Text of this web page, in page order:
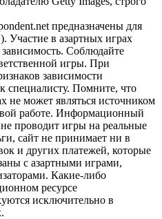
предназначены для
Участие в азартных играх
Соблюдайте
игры. При
зависимости
специалисту. Помните, что
не может являться источником
работе. Информационный
проводит игры на реальные
сайт не принимает ни в
и других платежей, которые
с азартными играми,
Какие-либо
ресурсе
исключительно в